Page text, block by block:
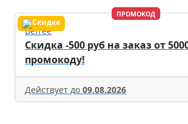
ПРОМОКОД
Befree
Скидка -500 руб на заказ от
промокоду!
Действует до 09.08.2026